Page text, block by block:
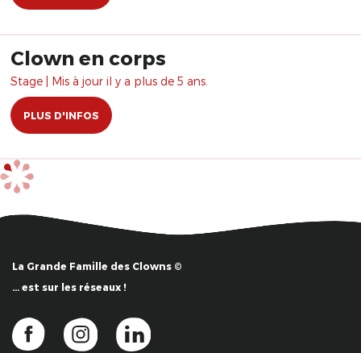
Clown en corps
Stage | Mis à jour il y a plus de 5 ans.
PLUS D'INFOS
La Grande Famille des Clowns ©
… est sur les réseaux !